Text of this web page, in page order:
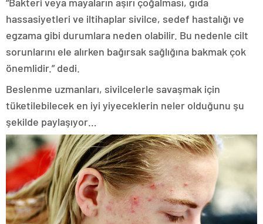
hassasiyetleri ve iltihaplar sivilce, sedef hastalığı ve
egzama gibi durumlara neden olabilir. Bu nedenle cilt
sorunlarını ele alırken bağırsak sağlığına bakmak çok
önemlidir.” dedi.
Beslenme uzmanları, sivilcelerle savaşmak için
tüketilebilecek en iyi yiyeceklerin neler olduğunu şu
şekilde paylaşıyor…